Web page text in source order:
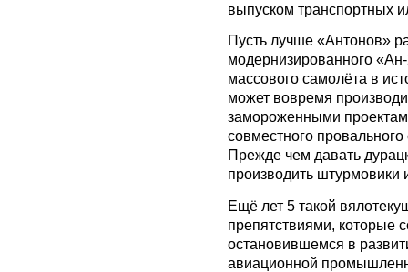
выпуском транспортных
Пусть лучше «Антонов»
модернизированного «Ан-
массового самолёта в
может вовремя
замороженными
совместного
Прежде чем давать
производить штурмовики
Ещё лет 5 такой
препятствиями, которые
остановившемся в
авиационной